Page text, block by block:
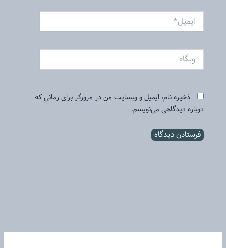
ایمیل*
ذخیره نام، ایمیل و وبسایت من در مرورگر برای زمانی که
دوباره دیدگاهی می‌نویسم.